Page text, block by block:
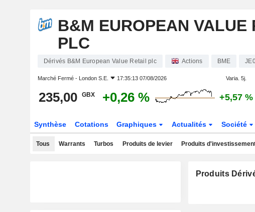
B&M EUROPEAN VALUE
PLC
Dérivés B&M European Value Retail plc Actions BME
Marché Fermé - London S.E. 17:35:13 07/08/2026 Varia. 5j.
235,00 GBX +0,26 % +5,57 %
Synthèse Cotations Graphiques Actualités Société
Tous Warrants Turbos Produits de levier Produits
Produits